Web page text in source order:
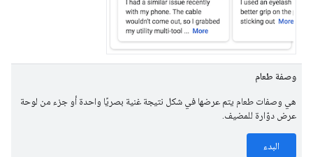
وصفة طعام
هي وصفات طعام يتم عرضها في شكل نتيجة غنية بصريًا واحدة أو جزء من لوحة
عرض دوّارة للمضيف.
البدء